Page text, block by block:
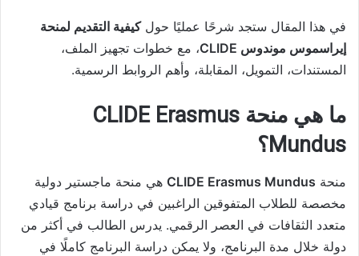
في هذا المقال ستجد شرحًا عمليًا حولكيفية التقديم لمنحة
إيراسموس موندوس CLIDE
، مع خطوات تجهيز الملف،
المستندات، التمويل، المقابلة، وأهم الروابط الرسمية.
ما هي منحة CLIDE Erasmus
Mundus؟
منحة CLIDE Erasmus Mundus هي منحة ماجستير دولية
مخصصة للطلاب المتفوقين الراغبين في دراسة برنامج قيادي
متعدد الثقافات في العصر الرقمي. يدرس الطالب في أكثر من
دولة خلال مدة البرنامج، ولا يمكن دراسة البرنامج كاملًا في